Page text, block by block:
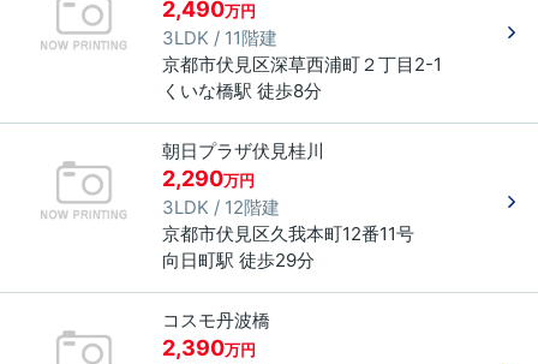
2,490万円
3LDK / 11階建
京都市伏見区深草西浦町２丁目 2-1
くいな橋駅 徒歩8分
朝日プラザ伏見桂川
2,290万円
3LDK / 12階建
京都市伏見区久我本町12番11号
向日町駅 徒歩29分
コスモ丹波橋
2,390万円